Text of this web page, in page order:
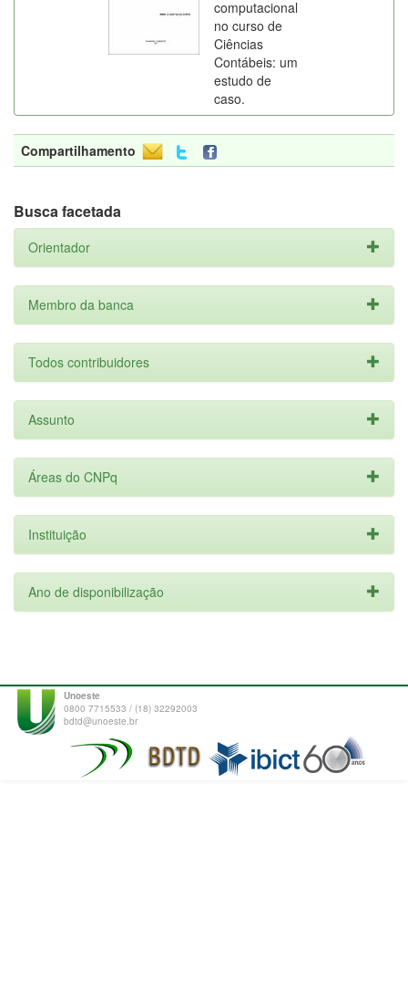
computacional
no curso de
Ciências
Contábeis: um
estudo de
caso.
Compartilhamento
Busca facetada
Orientador
Membro da banca
Todos contribuidores
Assunto
Áreas do CNPq
Instituição
Ano de disponibilização
Unoeste
0800 7715533 / (18) 32292003
bdtd@unoeste.br